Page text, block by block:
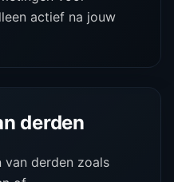
actief na jouw
derden
van derden zoals